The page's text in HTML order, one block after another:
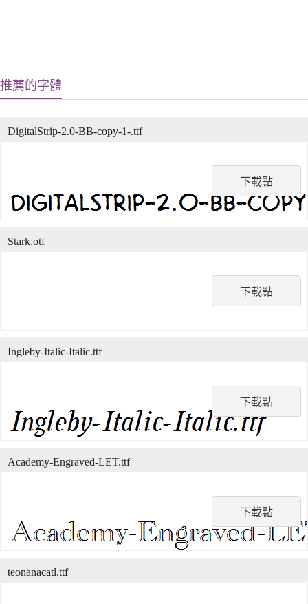
推薦的字體
下載點
DigitalStrip-2.0-BB-copy-1-.ttf
下載點
Stark.otf
下載點
Ingleby-Italic-Italic.ttf
下載點
Academy-Engraved-LET.ttf
teonanacatl.ttf